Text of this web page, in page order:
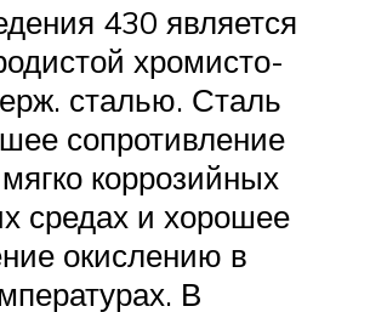
430 является
хромисто-
сталью. Сталь
сопротивление
коррозийных
средах и хорошее
окислению в
В